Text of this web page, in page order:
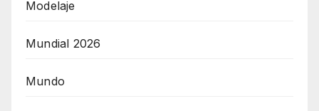
Modelaje
Mundial 2026
Mundo